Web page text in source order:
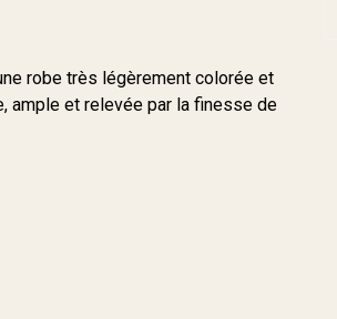
robe très légèrement colorée et
ample et relevée par la finesse de